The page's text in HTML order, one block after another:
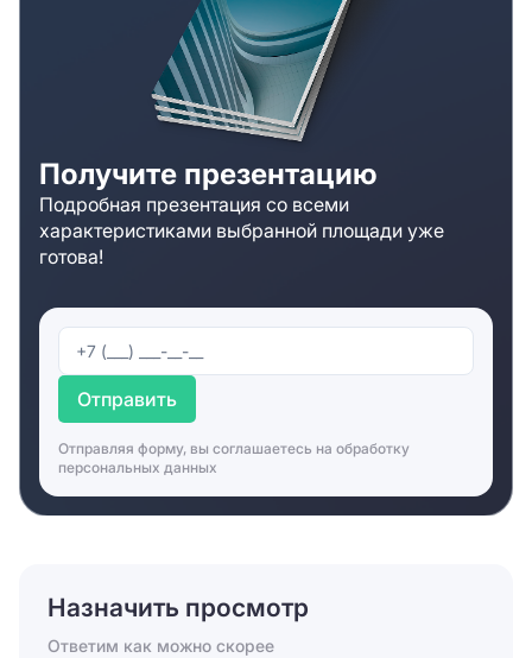
Обратиться за дополнительной информацией вы
можете к специалистам компании. Консультанты
расскажут о площадке подробнее и предложат
дополнительные варианты, если складской комплекс
«CI Технополис Москва» вам по каким-то
параметрам не подойдет. Специалисты компании
организуют просмотры и обеспечат сопровождение
сделки на всех этапах.
Получите презентацию
Подробная презентация со всеми
характеристиками выбранной площади уже
готова!
Отправить
Отправляя форму, вы соглашаетесь на обработку
персональных данных
Назначить просмотр
Ответим как можно скорее